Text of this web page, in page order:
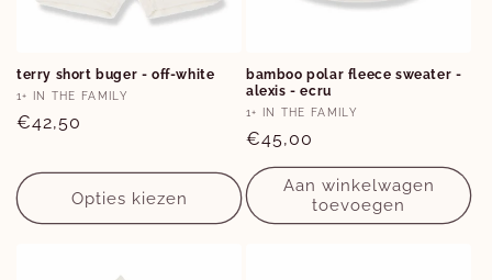
2Y
terry short buger - off-white
Verkoper:
1+ IN THE FAMILY
Normale
€42,50
Opties kiezen
bamboo polar fleece sweater -
alexis - ecru
Verkoper:
1+ IN THE FAMILY
Normale
prijs
€45,00
Aan winkelwagen
toevoegen